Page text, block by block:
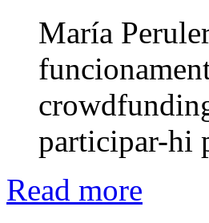
María
participar-hi
Read more